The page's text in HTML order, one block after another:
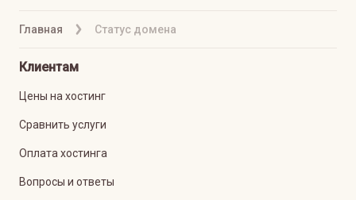
Главная Статус домена
Клиентам
Цены на хостинг
Сравнить услуги
Оплата хостинга
Вопросы и ответы